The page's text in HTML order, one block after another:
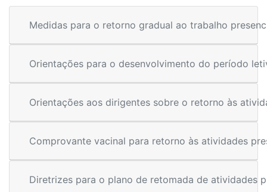
Medidas para o retorno gradual ao trabalho
Orientações para o desenvolvimento do período
Orientações aos dirigentes sobre o retorno às
Comprovante vacinal para retorno às atividades
Diretrizes para o plano de retomada de atividades